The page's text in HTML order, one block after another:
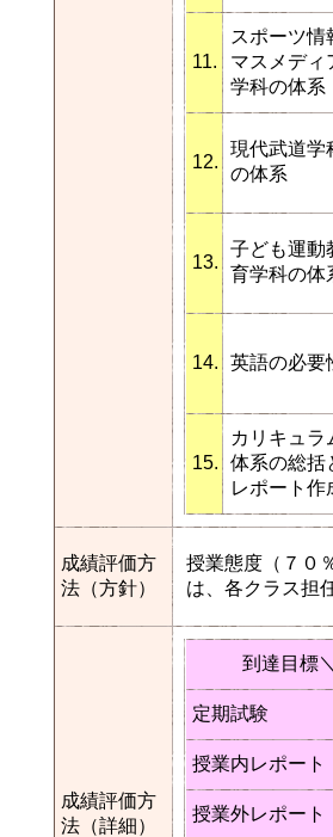
11.
スポーツ情
マスメディ
学科の体系
12.
現代武道学
の体系
13.
子ども運動
育学科の体
14. 英語の必要
15.
カリキュラ
体系の総括
レポート作
成績評価方
法（方針）
授業態度（７０
は、各クラス担
成績評価方
法（詳細）
到達目標
定期試験
授業内レポート
授業外レポート